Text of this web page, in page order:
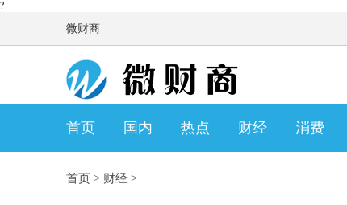
?
微财商
首页 国内 热点 财经 消费
首页 > 财经 >